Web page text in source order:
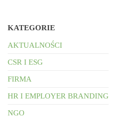
KATEGORIE
AKTUALNOŚCI
CSR I ESG
FIRMA
HR I EMPLOYER BRANDING
NGO